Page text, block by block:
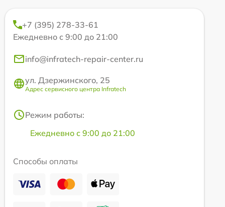
+7 (395) 278-33-61
Ежедневно с 9:00 до 21:00
info@infratech-repair-center.ru
ул. Дзержинского, 25
Адрес сервисного центра Infratech
Режим работы:
Ежедневно с 9:00 до 21:00
Способы оплаты